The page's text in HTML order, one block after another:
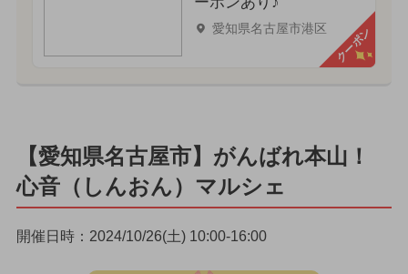
愛知県名古屋市港区 クーポン
【愛知県名古屋市】がんばれ本山！
心音（しんおん）マルシェ
開催日時：2024/10/26(土) 10:00-16:00